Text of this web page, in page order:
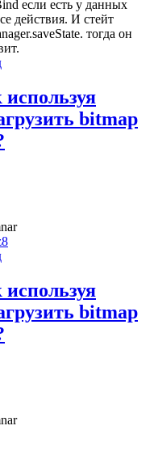
если есть у данных
действия. И стейт
тогда он
bitmap
bitmap